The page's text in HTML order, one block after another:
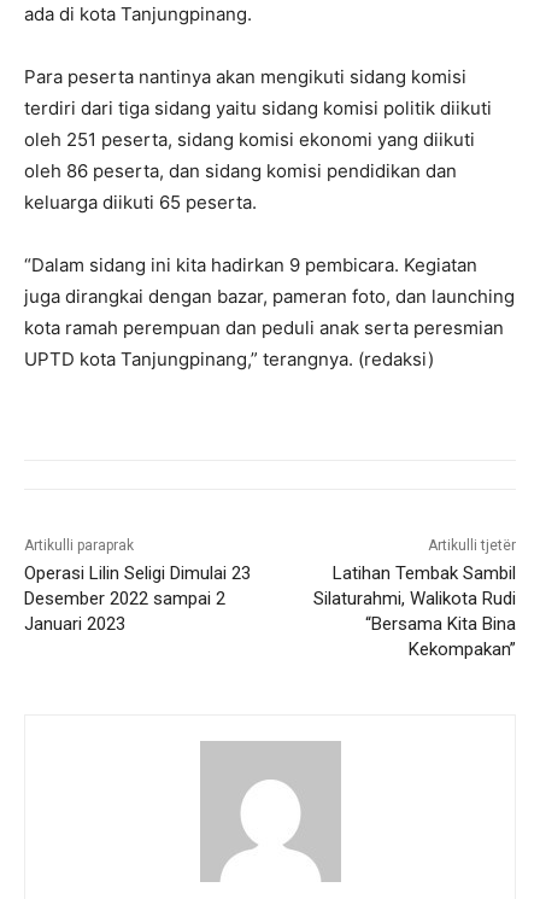
ada di kota Tanjungpinang.
Para peserta nantinya akan mengikuti sidang komisi
terdiri dari tiga sidang yaitu sidang komisi politik diikuti
oleh 251 peserta, sidang komisi ekonomi yang diikuti
oleh 86 peserta, dan sidang komisi pendidikan dan
keluarga diikuti 65 peserta.
“Dalam sidang ini kita hadirkan 9 pembicara. Kegiatan
juga dirangkai dengan bazar, pameran foto, dan launching
kota ramah perempuan dan peduli anak serta peresmian
UPTD kota Tanjungpinang,” terangnya. (redaksi)
Artikulli paraprak
Operasi Lilin Seligi Dimulai 23
Desember 2022 sampai 2
Januari 2023
Artikulli tjetër
Latihan Tembak Sambil
Silaturahmi, Walikota Rudi
“Bersama Kita Bina
Kekompakan”